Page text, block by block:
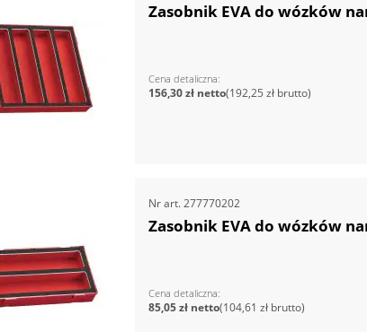
Zasobnik EVA do wózków
Cena detaliczna
192,25 zł
156,30 zł
Nr art. 277770202
Zasobnik EVA do wózków
Cena detaliczna
104,61 zł
85,05 zł